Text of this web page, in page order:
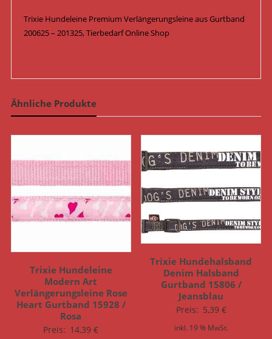
Trixie Hundeleine Premium Verlängerungsleine aus Gurtband
200625 – 201325, Tierbedarf Online Shop
Ähnliche Produkte
Trixie Hundeleine
Modern Art
Verlängerungsleine Rose
Heart Gurtband 15928 /
Rosa
Preis: 14,39€
Trixie Hundehalsband
Denim Halsband
Gurtband 15806 /
Jeansblau
Preis: 5,39 €
inkl. 19 % MwSt.